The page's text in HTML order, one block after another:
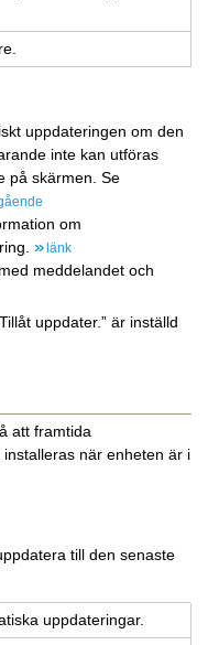
uppdateringen om den
inte kan utföras
på skärmen. Se
om
länk
meddelandet och
uppdater.” är inställd
att framtida
när enheten är i
till den senaste
upp­da­te­ring­ar.